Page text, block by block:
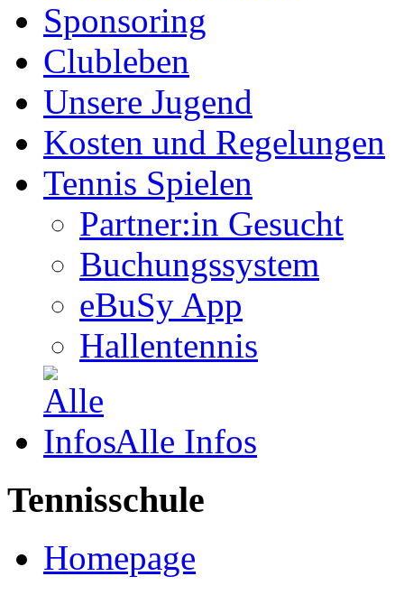
Sponsoring
Clubleben
Unsere Jugend
Kosten und Regelungen
Tennis Spielen
Partner:in Gesucht
Buchungssystem
eBuSy App
Hallentennis
Alle Infos
Tennisschule
Homepage